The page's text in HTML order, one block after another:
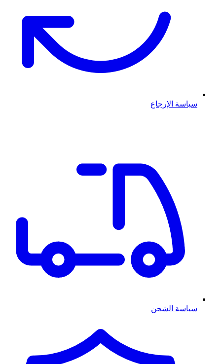
سياسة الإرجاع
سياسة الشحن